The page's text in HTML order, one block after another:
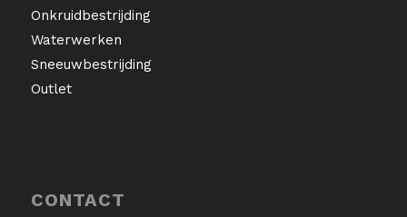
Onkruidbestrijding
Waterwerken
Sneeuwbestrijding
Outlet
CONTACT